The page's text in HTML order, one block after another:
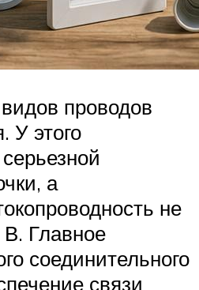
проводов
У этого
а
не
Главное
соединительного
связи